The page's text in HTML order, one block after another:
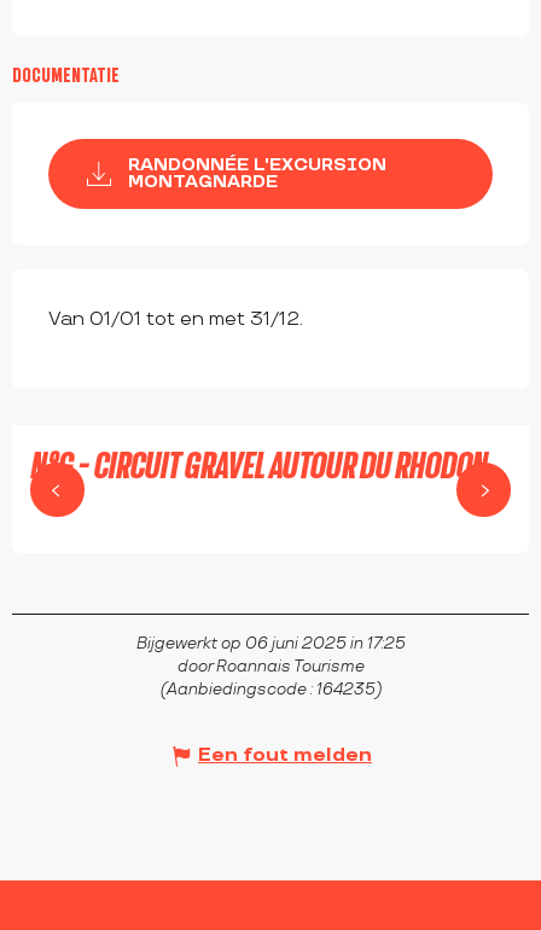
DOCUMENTATIE
RANDONNÉE L'EXCURSION
MONTAGNARDE
Van 01/01 tot en met 31/12.
N°G - CIRCUIT GRAVEL AUTOUR DU RHODON
MONTAGNY
Bijgewerkt op 06 juni 2025 in 17:25
door Roannais Tourisme
(Aanbiedingscode : 164235)
Een fout melden